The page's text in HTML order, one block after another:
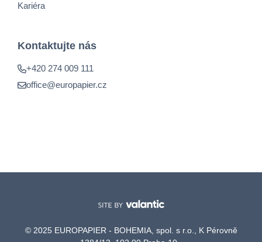
Kariéra
Kontaktujte nás
+420 274 009 111
office@europapier.cz
© 2025 EUROPAPIER - BOHEMIA, spol. s r.o., K Pérovně